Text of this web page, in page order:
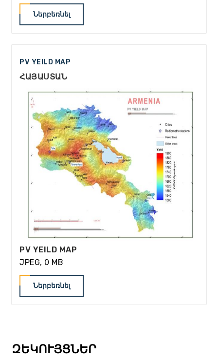
Ներբեռնել
PV YEILD MAP
ՀԱՅԱՍՏԱՆ
PV YEILD MAP
JPEG, 0 MB
Ներբեռնել
ԶԵԿՈՒՅՑՆԵՐ